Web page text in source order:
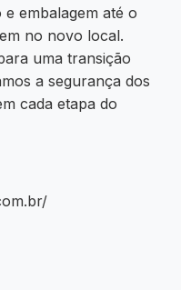
embalagem até o
no novo local.
uma transição
a segurança dos
cada etapa do